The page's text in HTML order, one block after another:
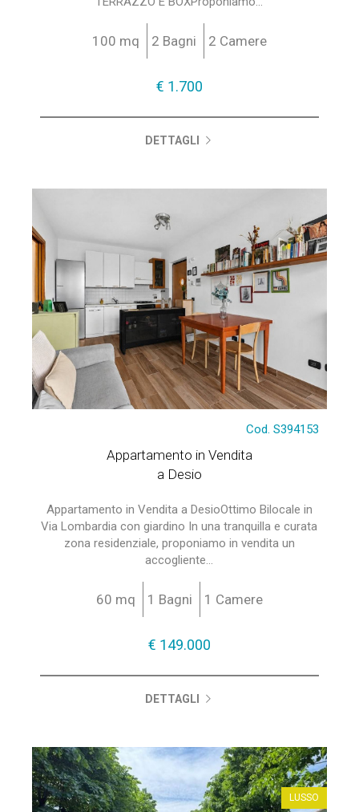
100 mq 2 Bagni 2 Camere
€ 1.700
DETTAGLI
Cod. S394153
Appartamento in Vendita
a Desio
Appartamento in Vendita a DesioOttimo Bilocale in
Via Lombardia con giardino In una tranquilla e curata
zona residenziale, proponiamo in vendita un
accogliente...
60 mq 1 Bagni 1 Camere
€ 149.000
DETTAGLI
LUSSO